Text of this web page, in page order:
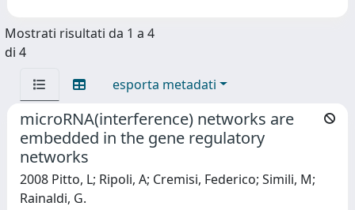
Mostrati risultati da 1 a 4
di 4
esporta metadati
microRNA(interference) networks are
embedded in the gene regulatory
networks
2008 Pitto, L; Ripoli, A; Cremisi, Federico; Simili, M;
Rainaldi, G.